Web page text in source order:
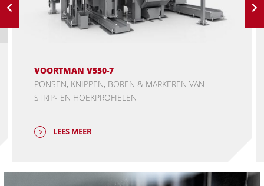
VOORTMAN V550-7
PONSEN, KNIPPEN, BOREN & MARKEREN VAN
STRIP- EN HOEKPROFIELEN
LEES MEER